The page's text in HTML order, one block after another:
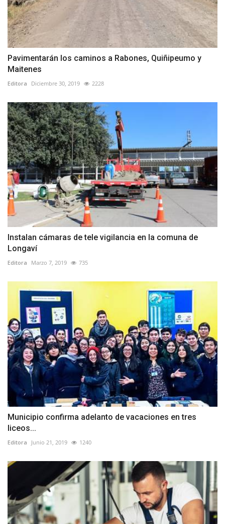
Pavimentarán los caminos a Rabones, Quiñipeumo y
Maitenes
Editora Diciembre 30, 2019 2228
Instalan cámaras de tele vigilancia en la comuna de
Longaví
Editora Marzo 7, 2019 735
Municipio confirma adelanto de vacaciones en tres
liceos...
Editora Junio 21, 2019 1240